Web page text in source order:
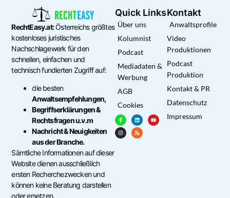
RechtEasy.at:Österreichs größtes
kostenloses juristisches
Nachschlagewerk für den
schnellen, einfachen und
technisch fundierten Zugriff auf:
die besten
Anwaltsempfehlungen,
Begriffserklärungen &
Rechtsfragen u.v.m
Nachricht & Neuigkeiten
aus der Branche.
Sämtliche Informationen auf dieser
Website dienen ausschließlich
ersten Recherchezwecken und
können keine Beratung darstellen
oder ersetzen.
Quick Links
Über uns
Kolumnist
Podcast
Mediadaten &
Werbung
AGB
Cookies
Kontakt
Anwaltsprofile
Video
Produktionen
Podcast
Produktion
Kontakt & PR
Datenschutz
Impressum